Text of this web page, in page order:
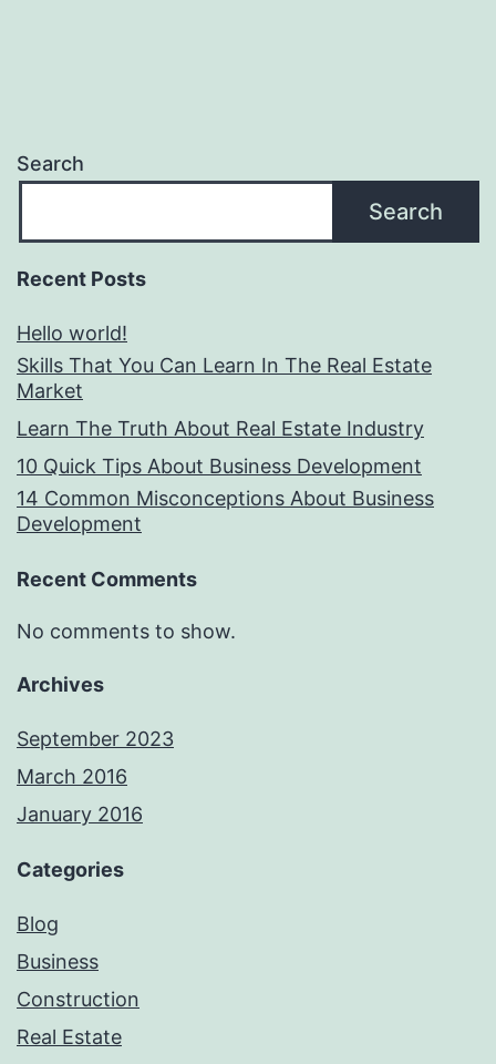
Search
Search
Recent Posts
Hello world!
Skills That You Can Learn In The Real Estate
Market
Learn The Truth About Real Estate Industry
10 Quick Tips About Business Development
14 Common Misconceptions About Business
Development
Recent Comments
No comments to show.
Archives
September 2023
March 2016
January 2016
Categories
Blog
Business
Construction
Real Estate